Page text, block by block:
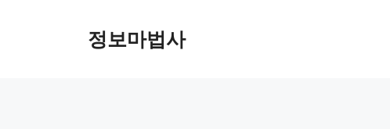
정보마법사